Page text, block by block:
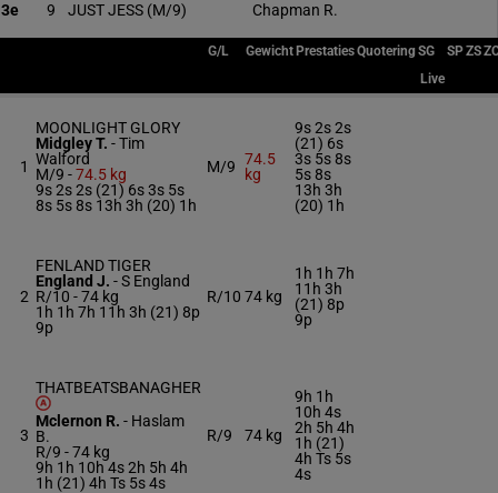
3e 9 JUST JESS (M/9) Chapman R.
G/L Gewicht PrestatiesQuoteringSG SPZS
Live
1
MOONLIGHT GLORY
Midgley T. -Tim
Walford
M/9 -74.5 kg
9s 2s 2s (21) 6s 3s 5s
8s 5s 8s 13h 3h (20) 1h
M/9 74.5
kg
9s 2s 2s
(21) 6s
3s 5s 8s
5s 8s
13h 3h
(20) 1h
2
FENLAND TIGER
England J. -S England
R/10 -74 kg
1h 1h 7h 11h 3h (21) 8p
9p
R/10 74 kg
1h 1h 7h
11h 3h
(21) 8p
9p
3
THATBEATSBANAGHER
Mclernon R. - Haslam
B.
R/9 -74 kg
9h 1h 10h 4s 2h 5h 4h
1h (21) 4h Ts 5s 4s
R/9 74 kg
9h 1h
10h 4s
2h 5h 4h
1h (21)
4h Ts 5s
4s